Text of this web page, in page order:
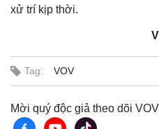
xử trí kịp thời.
Tag: VOV
Mời quý độc giả theo dõi